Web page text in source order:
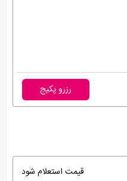
رزرو پکیج
قیمت استعلام شود